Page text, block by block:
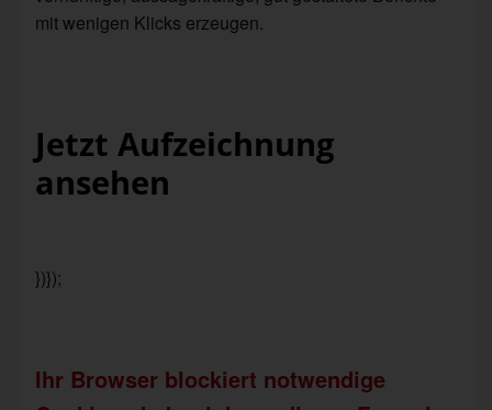
mit wenigen Klicks erzeugen.
Jetzt Aufzeichnung
ansehen
})});
Ihr Browser blockiert notwendige